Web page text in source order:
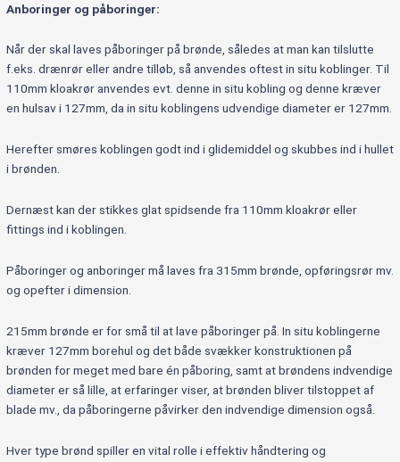
Anboringer og påboringer:
Når der skal laves påboringer på brønde, således at man kan tilslutte
f.eks. drænrør eller andre tilløb, så anvendes oftest in situ koblinger. Til
110mm kloakrør anvendes evt. denne in situ kobling og denne kræver
en hulsav i 127mm, da in situ koblingens udvendige diameter er 127mm.
Herefter smøres koblingen godt ind i glidemiddel og skubbes ind i hullet
i brønden.
Dernæst kan der stikkes glat spidsende fra 110mm kloakrør eller
fittings ind i koblingen.
Påboringer og anboringer må laves fra 315mm brønde, opføringsrør mv.
og opefter i dimension.
215mm brønde er for små til at lave påboringer på. In situ koblingerne
kræver 127mm borehul og det både svækker konstruktionen på
brønden for meget med bare én påboring, samt at brøndens indvendige
diameter er så lille, at erfaringer viser, at brønden bliver tilstoppet af
blade mv., da påboringerne påvirker den indvendige dimension også.
Hver type brønd spiller en vital rolle i effektiv håndtering og